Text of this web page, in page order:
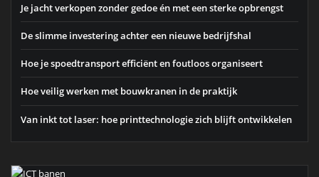
Je jacht verkopen zonder gedoe én met een sterke opbrengst
De slimme investering achter een nieuwe bedrijfshal
Hoe je spoedtransport efficiënt en foutloos organiseert
Hoe veilig werken met bouwkranen in de praktijk
Van inkt tot laser: hoe printtechnologie zich blijft ontwikkelen